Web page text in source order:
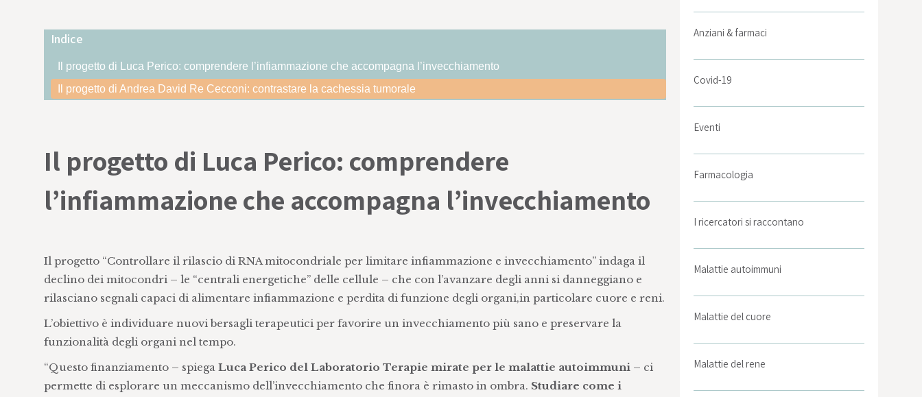
Indice
‍Il progetto di Luca Perico: comprendere l’infiammazione che accompagna l’invecchiamento
Il progetto di Andrea David Re Cecconi: contrastare la cachessia tumorale
Il progetto di Luca Perico: comprendere
l’infiammazione che accompagna l’invecchiamento
Il progetto “Controllare il rilascio di RNA mitocondriale per limitare infiammazione e invecchiamento” indaga il
declino dei mitocondri – le “centrali energetiche” delle cellule – che con l’avanzare degli anni si danneggiano e
rilasciano segnali capaci di alimentare infiammazione e perdita di funzione degli organi,in particolare cuore e reni.
L’obiettivo è individuare nuovi bersagli terapeutici per favorire un invecchiamento più sano e preservare la
funzionalità degli organi nel tempo.
“Questo finanziamento – spiega Luca Perico del Laboratorio Terapie mirate per le malattie autoimmuni– ci
permette di esplorare un meccanismo dell’invecchiamento che finora è rimasto in ombra. Studiare come i
Anziani & farmaci
Covid-19
Eventi
Farmacologia
I ricercatori si raccontano
Malattie autoimmuni
Malattie del cuore
Malattie del rene